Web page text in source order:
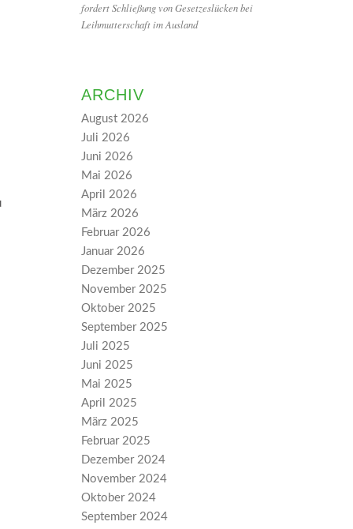
fordert Schließung von Gesetzeslücken bei
Leihmutterschaft im Ausland
ARCHIV
August 2026
Juli 2026
Juni 2026
Mai 2026
April 2026
März 2026
Februar 2026
Januar 2026
Dezember 2025
November 2025
Oktober 2025
September 2025
Juli 2025
Juni 2025
Mai 2025
April 2025
März 2025
Februar 2025
Dezember 2024
November 2024
Oktober 2024
September 2024